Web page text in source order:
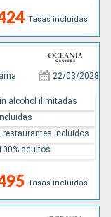
Tasas incluidas
22/03/2028
Tasas incluidas
alcohol ilimitadas
restaurantes incluidos
adultos